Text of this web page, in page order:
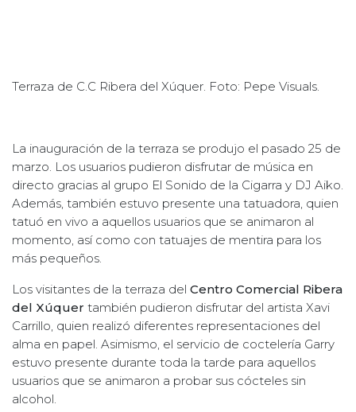
Terraza de C.C Ribera del Xúquer. Foto: Pepe Visuals.
La inauguración de la terraza se produjo el pasado 25 de
marzo. Los usuarios pudieron disfrutar de música en
directo gracias al grupo El Sonido de la Cigarra y DJ Aiko.
Además, también estuvo presente una tatuadora, quien
tatuó en vivo a aquellos usuarios que se animaron al
momento, así como con tatuajes de mentira para los
más pequeños.
Los visitantes de la terraza del Centro Comercial Ribera
del Xúquer también pudieron disfrutar del artista Xavi
Carrillo, quien realizó diferentes representaciones del
alma en papel. Asimismo, el servicio de coctelería Garry
estuvo presente durante toda la tarde para aquellos
usuarios que se animaron a probar sus cócteles sin
alcohol.